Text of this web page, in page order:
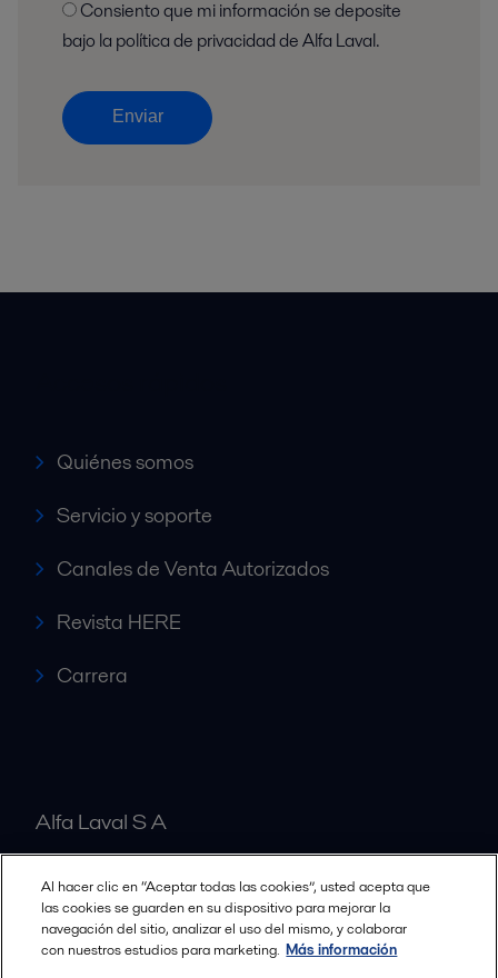
bajo la política de privacidad de Alfa Laval.
Enviar
Quiénes somos
Servicio y soporte
Canales de Venta Autorizados
Revista HERE
Carrera
Alfa Laval S A
Nuestras oficinas
Al hacer clic en “Aceptar todas las cookies”, usted acepta que
las cookies se guarden en su dispositivo para mejorar la
navegación del sitio, analizar el uso del mismo, y colaborar
con nuestros estudios para marketing. Más información